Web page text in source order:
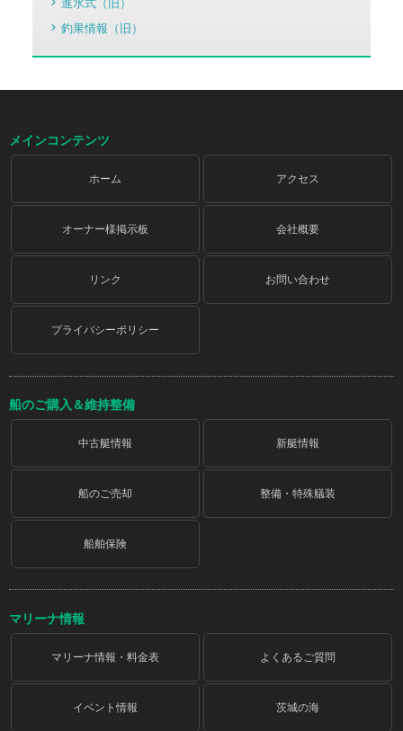
進水式（旧）
釣果情報（旧）
メインコンテンツ
ホーム アクセス
オーナー様掲示板 会社概要
リンク お問い合わせ
プライバシーポリシー
船のご購入＆維持整備
中古艇情報 新艇情報
船のご売却 整備・特殊艤装
船舶保険
マリーナ情報
マリーナ情報・料金表 よくあるご質問
イベント情報 茨城の海